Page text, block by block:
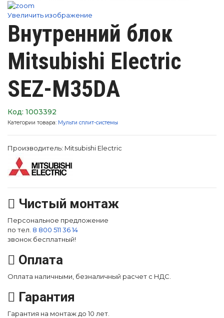
Увеличить изображение
Внутренний блок
Mitsubishi Electric
SEZ-M35DA
Код: 1003392
Категории товара: Мульти сплит-системы
Производитель: Mitsubishi Electric
Чистый монтаж
Персональное предложение
по тел. 8 800 511 36 14
звонок бесплатный!
Оплата
Оплата наличными, безналичный расчет с НДС.
Гарантия
Гарантия на монтаж до 10 лет.